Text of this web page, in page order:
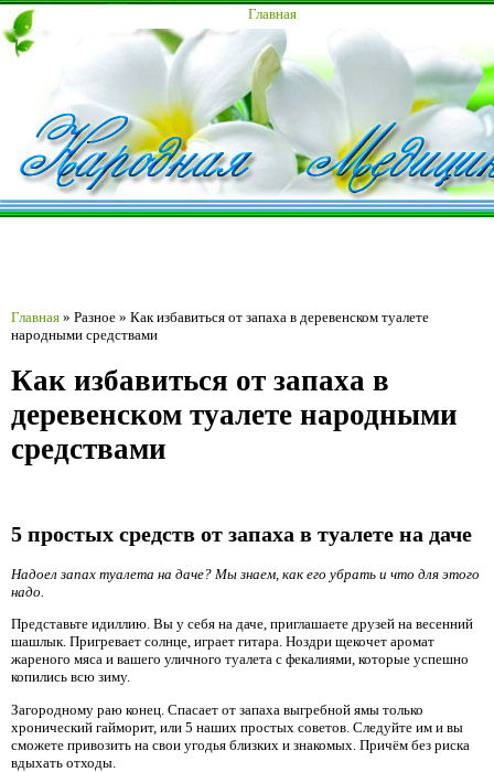
Главная
Главная » Разное » Как избавиться от запаха в деревенском туалете
народными средствами
Как избавиться от запаха в
деревенском туалете народными
средствами
5 простых средств от запаха в туалете на даче
Надоел запах туалета на даче? Мы знаем, как его убрать и что для этого
надо.
Представьте идиллию. Вы у себя на даче, приглашаете друзей на весенний
шашлык. Пригревает солнце, играет гитара. Ноздри щекочет аромат
жареного мяса и вашего уличного туалета с фекалиями, которые успешно
копились всю зиму.
Загородному раю конец. Спасает от запаха выгребной ямы только
хронический гайморит, или 5 наших простых советов. Следуйте им и вы
сможете привозить на свои угодья близких и знакомых. Причём без риска
вдыхать отходы.